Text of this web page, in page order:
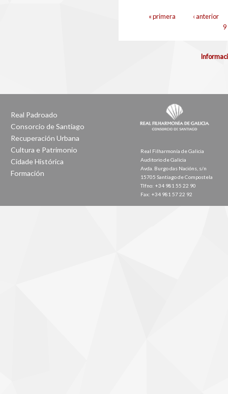
Páxinas« primera
‹ anterior
9
Real Padroado
Consorcio de Santiago
Recuperación Urbana
Cultura e Patrimonio
Cidade Histórica
Formación
Real Filharmonía de Galicia
Auditorio de Galicia
Avda. Burgo das Nacións, s/n
15705 Santiago de Compostela
Tlfno: +34 981 55 22 90
Fax: +34 981 57 22 92